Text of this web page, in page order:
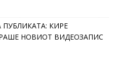
ПУБЛИКАТА: КИРЕ
НОВИОТ ВИДЕОЗАПИС